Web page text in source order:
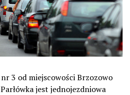
3 od miejscowości Brzozowo
jest jednojezdniowa